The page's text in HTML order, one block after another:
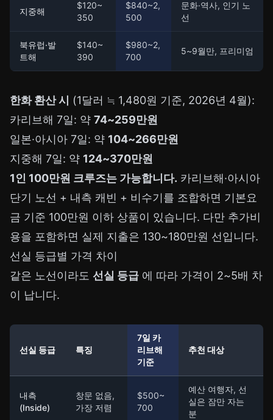
지중해
$120~
350
$840~2,
500
문화·역사, 인기 노
선
북유럽·발
트해
$140~
390
$980~2,
700
5~9월만, 프리미엄
한화 환산 시
(1달러 ≒ 1,480원 기준, 2026년 4월):
카리브해 7일: 약 74~259만원
일본·아시아 7일: 약 104~266만원
지중해 7일: 약 124~370만원
1인 100만원 크루즈는 가능합니다. 카리브해·아시아
단기 노선 + 내측 캐빈 + 비수기를 조합하면 기본요
금 기준 100만원 이하 상품이 있습니다. 다만 추가비
용을 포함하면 실제 지출은 130~180만원 선입니다.
선실 등급별 가격 차이
같은 노선이라도 선실 등급 에 따라 가격이 2~5배 차
이 납니다.
선실 등급 특징
7일 카
리브해
기준
추천 대상
내측
(Inside)
창문 없음,
가장 저렴
$500~
700
예산 여행자, 선
실은 잠만 자는
분